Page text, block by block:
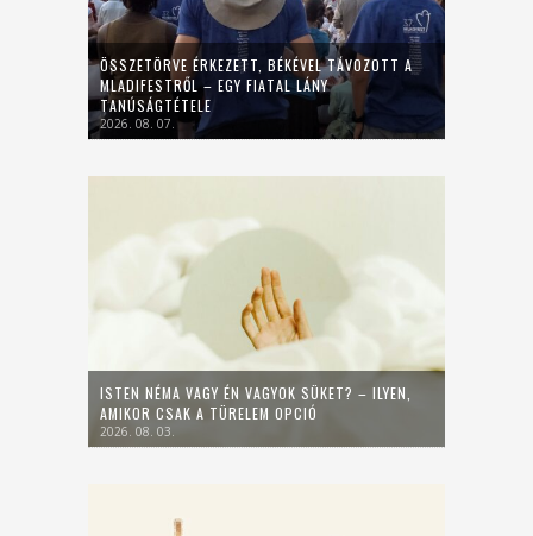
ÖSSZETÖRVE ÉRKEZETT, BÉKÉVEL TÁVOZOTT A
MLADIFESTRŐL – EGY FIATAL LÁNY
TANÚSÁGTÉTELE
2026. 08. 07.
ISTEN NÉMA VAGY ÉN VAGYOK SÜKET? – ILYEN,
AMIKOR CSAK A TÜRELEM OPCIÓ
2026. 08. 03.